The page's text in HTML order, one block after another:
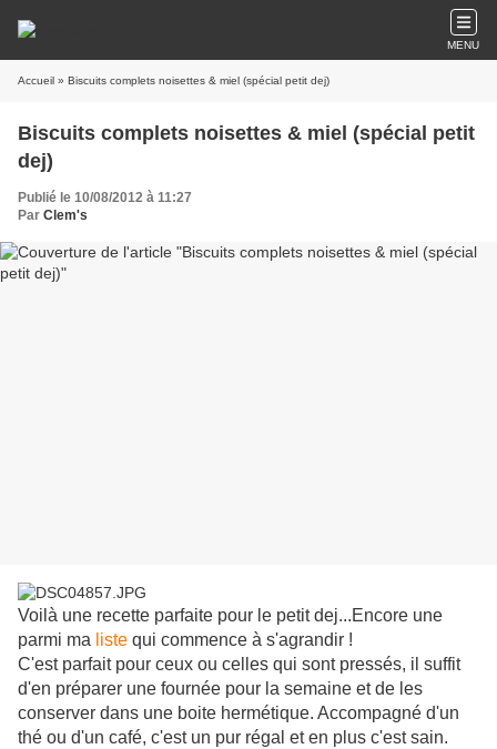
MENU
Accueil » Biscuits complets noisettes & miel (spécial petit dej)
Biscuits complets noisettes & miel (spécial petit
dej)
Publié le 10/08/2012 à 11:27
Par Clem's
Voilà une recette parfaite pour le petit dej...Encore une
parmi ma liste qui commence à s'agrandir !
C'est parfait pour ceux ou celles qui sont pressés, il suffit
d'en préparer une fournée pour la semaine et de les
conserver dans une boite hermétique. Accompagné d'un
thé ou d'un café, c'est un pur régal et en plus c'est sain.